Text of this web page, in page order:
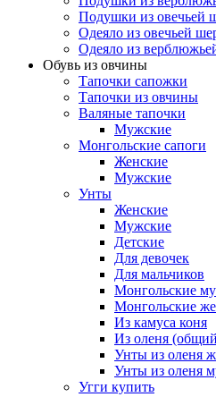
Подушки из овечьей
Одеяло из овечьей
Одеяло из
Обувь из овчины
Тапочки сапожки
Тапочки из овчины
Валяные тапочки
Мужские
Монгольские сапоги
Женские
Мужские
Унты
Женские
Мужские
Детские
Для девочек
Для мальчиков
Монгольские
Монгольские
Из камуса коня
Из оленя
Унты из оленя
Унты из оленя
Угги купить